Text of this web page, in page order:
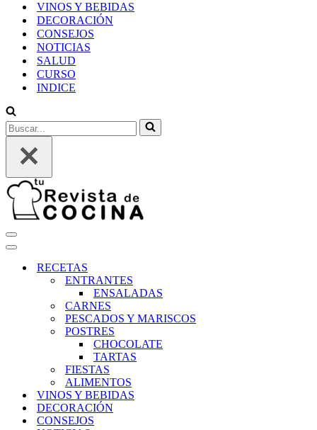
VINOS Y BEBIDAS
DECORACIÓN
CONSEJOS
NOTICIAS
SALUD
CURSO
INDICE
Buscar...
Menú
de
Menú
navegaciónRECETAS
ENTRANTES
ENSALADAS
CARNES
PESCADOS Y MARISCOS
POSTRES
CHOCOLATE
TARTAS
FIESTAS
ALIMENTOS
VINOS Y BEBIDAS
DECORACIÓN
CONSEJOS